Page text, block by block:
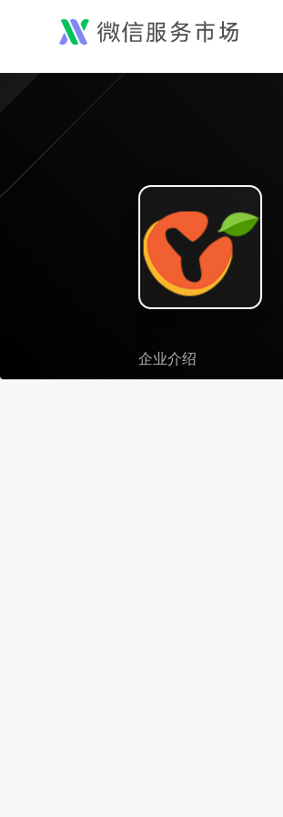
企业介绍